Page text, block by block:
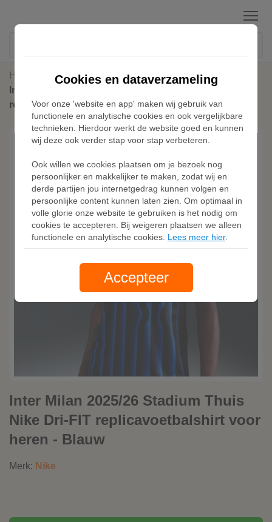
Menu
Home
Voetbalshirts
Inter Milan 2025/26 Stadium Thuis Nike Dri-FIT
replicavoetbalshirt voor heren - Blauw
Inter Milan 2025/26 Stadium Thuis
Nike Dri-FIT replicavoetbalshirt voor
heren - Blauw
Merk: Nike
Cookies en dataverzameling
Voor onze 'website en app' maken wij gebruik van
functionele en analytische cookies en ook vergelijkbare
technieken. Hierdoor werkt de website goed en kunnen
wij deze ook verder stap voor stap verbeteren.
Ook willen we cookies plaatsen om je bezoek nog
persoonlijker en makkelijker te maken, zodat wij en
derde partijen jou internetgedrag kunnen volgen en
persoonlijke content kunnen laten zien. Om optimaal in
volle glorie onze website te gebruiken is het nodig om
cookies te accepteren. Bij weigeren plaatsen we alleen
functionele en analytische cookies. Lees meer hier.
Accepteer